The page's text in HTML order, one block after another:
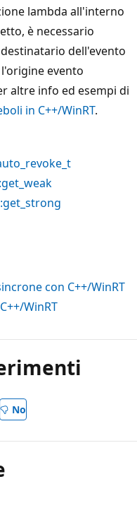
lambda all'interno
è necessario
dell'evento
evento
altre info ed esempi di
in C++/WinRT.
con C++/WinRT
WinRT
No